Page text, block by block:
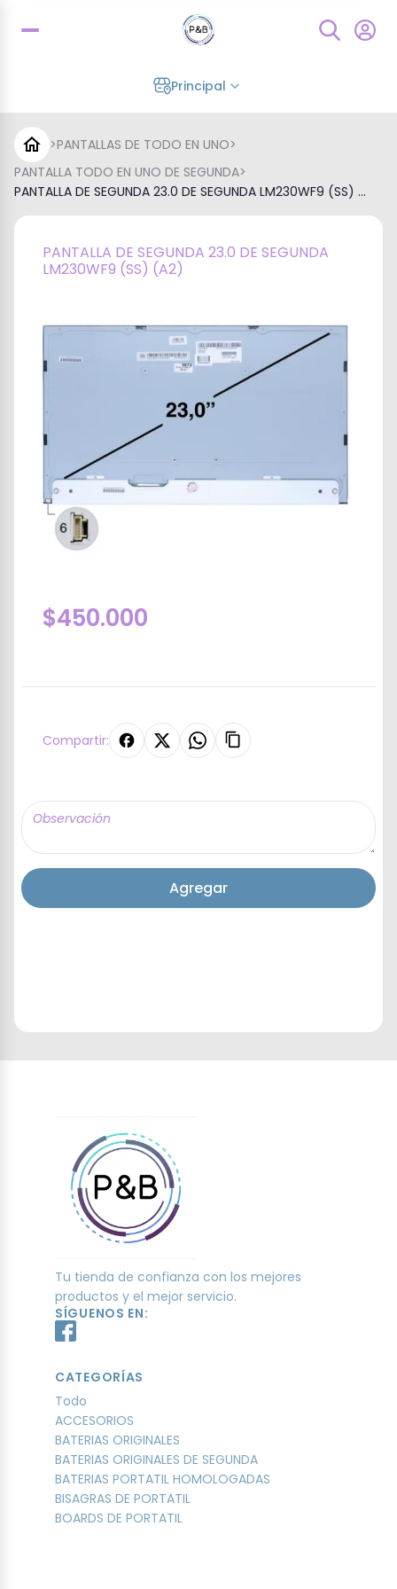
Principal
>PANTALLAS DE TODO EN UNO>
PANTALLA TODO EN UNO DE SEGUNDA>
PANTALLA DE SEGUNDA 23.0 DE SEGUNDA LM230WF9 (SS) ...
PANTALLA DE SEGUNDA 23.0 DE SEGUNDA
LM230WF9 (SS) (A2)
$450.000
Compartir:
Agregar
Tu tienda de confianza con los mejores
productos y el mejor servicio.
SÍGUENOS EN:
CATEGORÍAS
Todo
ACCESORIOS
BATERIAS ORIGINALES
BATERIAS ORIGINALES DE SEGUNDA
BATERIAS PORTATIL HOMOLOGADAS
BISAGRAS DE PORTATIL
BOARDS DE PORTATIL